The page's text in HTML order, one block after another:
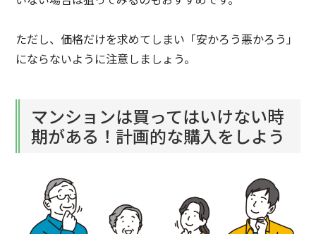
ただし、価格だけを求めてしまい「安かろう悪かろう」
にならないように注意しましょう。
マンションは買ってはいけない時
期がある！計画的な購入をしよう